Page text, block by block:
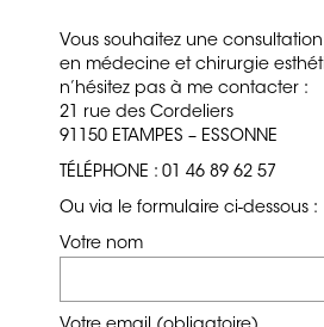
Chirurgie Esthétique
LE LIFTING
LES PAUPIERES
LE NEZ
LES OREILLES DECOLLEES
Vous souhaitez une
en médecine et chirurgie
n’hésitez pas à me contacter :
21 rue des Cordeliers
91150 ETAMPES – ESSONNE
TÉLÉPHONE : 01 46 89 62 57
Ou via le formulaire ci-dessous :
Votre nom